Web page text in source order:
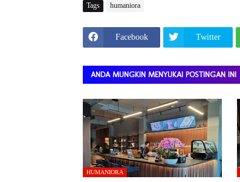
Tags humaniora
Facebook Twitter
ANDA MUNGKIN MENYUKAI POSTINGAN INI
HUMANIORA